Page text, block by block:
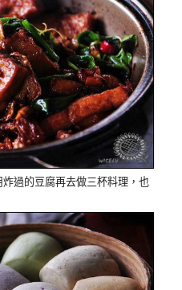
過的豆腐再去做三杯料理，也